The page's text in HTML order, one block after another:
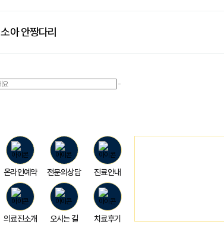
소아 안짱다리
온라인예약 전문의상담 진료안내
의료진소개 오시는 길 치료후기